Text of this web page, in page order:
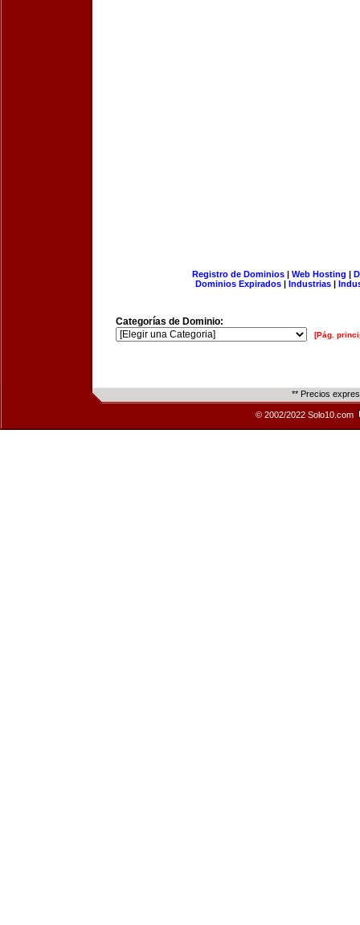
Registro de Dominios| Web Hosting |
Dominios Expirados | Industrias |
Categorías de Dominio:
[Pág.
** Precios
© 2002/2022 Solo10.com